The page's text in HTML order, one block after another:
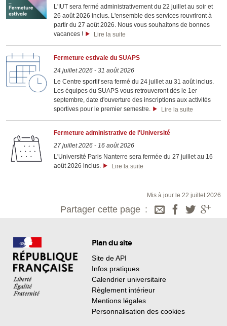
L'IUT sera fermé administrativement du 22 juillet au soir et
26 août 2026 inclus. L'ensemble des services rouvriront à
partir du 27 août 2026. Nous vous souhaitons de bonnes
vacances !
Lire la suite
Fermeture estivale du SUAPS
24 juillet 2026 - 31 août 2026
Le Centre sportif sera fermé du 24 juillet au 31 août inclus.
Les équipes du SUAPS vous retrouveront dès le 1er
septembre, date d'ouverture des inscriptions aux activités
sportives pour le premier semestre.
Lire la suite
Fermeture administrative de l'Université
27 juillet 2026 - 16 août 2026
L'Université Paris Nanterre sera fermée du 27 juillet au 16
août 2026 inclus.
Lire la suite
Mis à jour le 22 juillet 2026
Partager cette page
Plan du site
Site de API
Infos pratiques
Calendrier universitaire
Règlement intérieur
Mentions légales
Personnalisation des cookies